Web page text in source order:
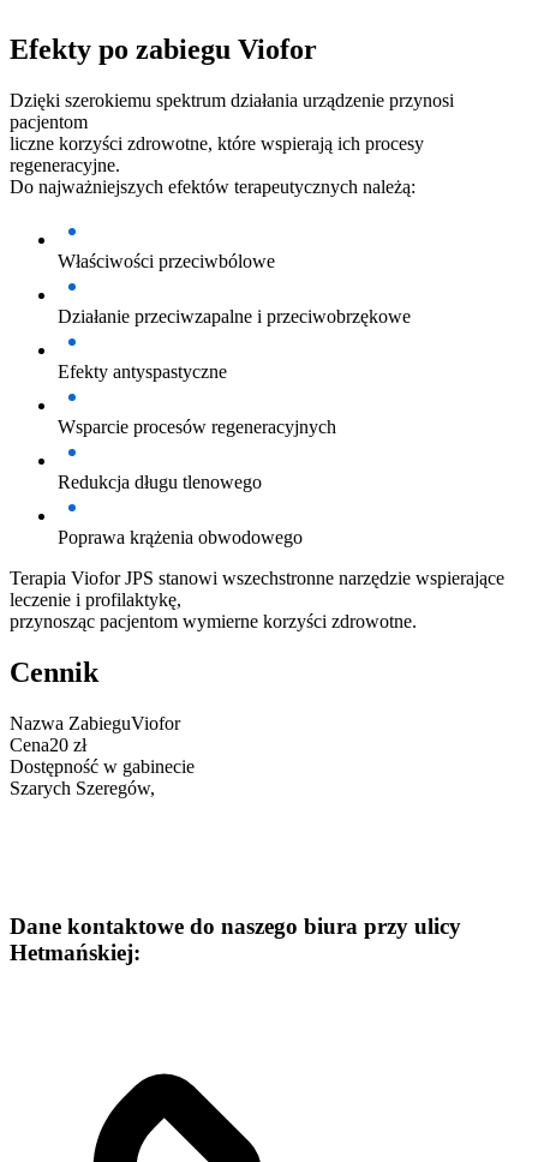
Efekty po zabiegu Viofor
Dzięki szerokiemu spektrum działania urządzenie przynosi
pacjentom
liczne korzyści zdrowotne, które wspierają ich procesy
regeneracyjne.
Do najważniejszych efektów terapeutycznych należą:
Właściwości przeciwbólowe
Działanie przeciwzapalne i przeciwobrzękowe
Efekty antyspastyczne
Wsparcie procesów regeneracyjnych
Redukcja długu tlenowego
Poprawa krążenia obwodowego
Terapia Viofor JPS stanowi wszechstronne narzędzie wspierające
leczenie i profilaktykę,
przynosząc pacjentom wymierne korzyści zdrowotne.
Cennik
Nazwa ZabieguViofor
Cena20 zł
Dostępność w gabinecie
Szarych Szeregów,
Dane kontaktowe do naszego biura przy ulicy
Hetmańskiej: